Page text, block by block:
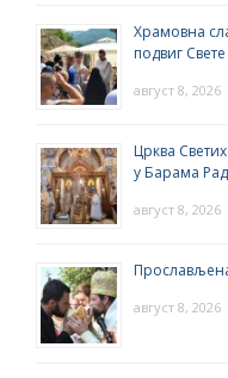
Храмовна
подвиг
август 8, 2026
Црква
у Барама
август 8, 2026
август 8, 2026